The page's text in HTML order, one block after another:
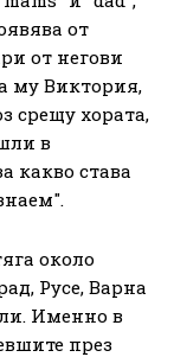
от
от негови
му Виктория,
срещу хората,
в
какво става
около
Русе, Варна
Именно в
през